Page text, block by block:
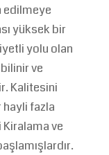
edilmeye
yüksek bir
yolu olan
ve
Kalitesini
fazla
ve